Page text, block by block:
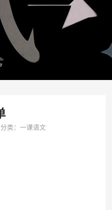
类：一课语文